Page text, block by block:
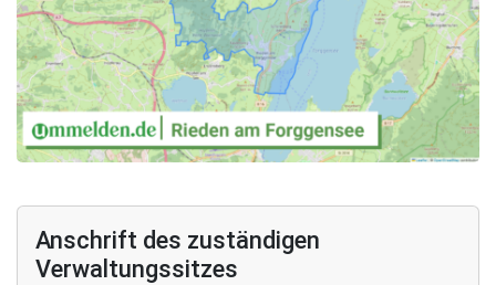
Anschrift des zuständigen
Verwaltungssitzes